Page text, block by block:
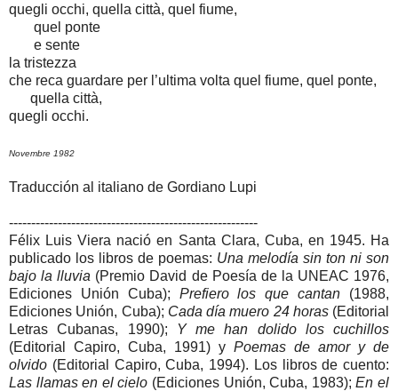
quegli occhi, quella città, quel fiume,
quel ponte
e sente
la tristezza
che reca guardare per l’ultima volta quel fiume, quel ponte,
quella città,
quegli occhi.
Novembre 1982
Traducción al italiano de Gordiano Lupi
--------------------------------------------------------
Félix Luis Viera nació en Santa Clara, Cuba, en 1945. Ha
publicado los libros de poemas: Una melodía sin ton ni son
bajo la lluvia (Premio David de Poesía de la UNEAC 1976,
Ediciones Unión Cuba); Prefiero los que cantan (1988,
Ediciones Unión, Cuba); Cada día muero 24 horas (Editorial
Letras Cubanas, 1990); Y me han dolido los cuchillos
(Editorial Capiro, Cuba, 1991) y Poemas de amor y de
olvido (Editorial Capiro, Cuba, 1994). Los libros de cuento:
Las llamas en el cielo (Ediciones Unión, Cuba, 1983);En el